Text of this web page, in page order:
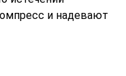
и надевают